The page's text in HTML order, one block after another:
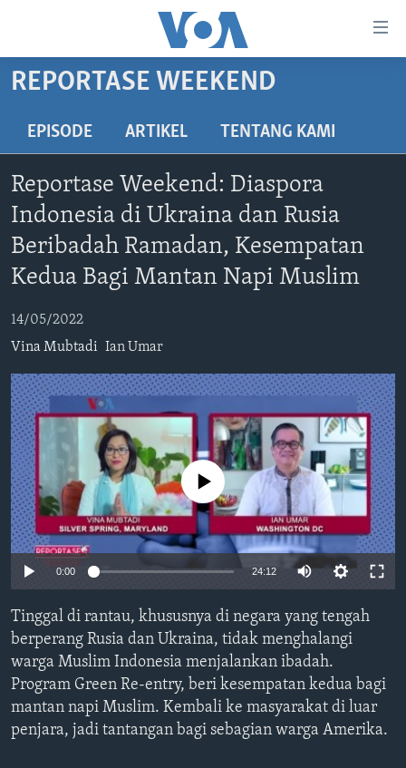
Akses
Utama
Lanjut
ke
Navigasi
Utama
Lanjut
Pencarian
DUNIA
POLYGRAPH
DAFTAR PROGRAM
Learning English
IKUTI KAMI
Bahasa-bahasa
REPORTASE WEEKEND
EPISODE ARTIKEL TENTANG KAMI
Reportase Weekend: Diaspora
Indonesia di Ukraina dan Rusia
Beribadah Ramadan, Kesempatan
Kedua Bagi Mantan Napi Muslim
14/05/2022
Vina Mubtadi Ian Umar
No media source currently available
0:00 24:12
Tinggal di rantau, khususnya di negara yang tengah
berperang Rusia dan Ukraina, tidak menghalangi
warga Muslim Indonesia menjalankan ibadah.
Program Green Re-entry, beri kesempatan kedua bagi
mantan napi Muslim. Kembali ke masyarakat di luar
penjara, jadi tantangan bagi sebagian warga Amerika.